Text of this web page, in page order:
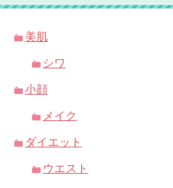
美肌
シワ
小顔
メイク
ダイエット
ウエスト